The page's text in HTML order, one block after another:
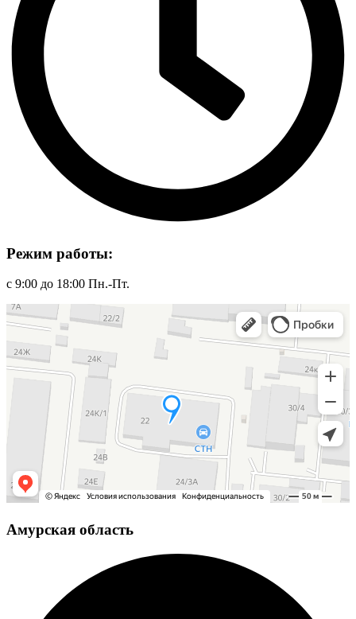
Режим работы:
с 9:00 до 18:00 Пн.-Пт.
Амурская область